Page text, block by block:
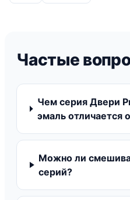
Частые
Чем серия Двери
эмаль отличается
Можно ли
серий?